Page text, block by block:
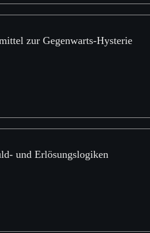
zur Gegenwarts-Hysterie
und Erlösungslogiken